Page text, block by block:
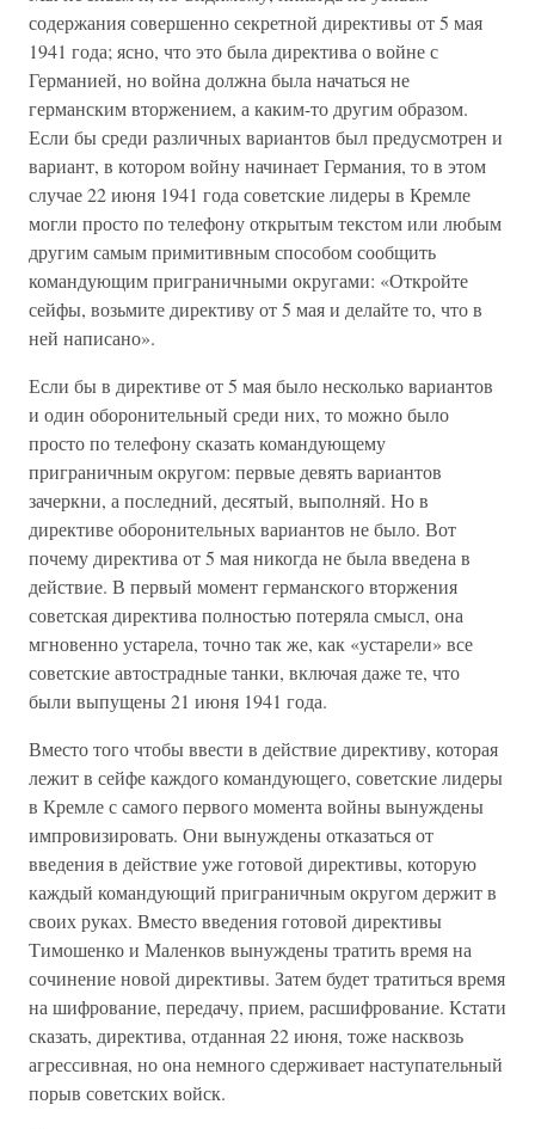
содержания совершенно секретной директивы от 5 мая
1941 года; ясно, что это была директива о войне с
Германией, но война должна была начаться не
германским вторжением, а каким-то другим образом.
Если бы среди различных вариантов был предусмотрен и
вариант, в котором войну начинает Германия, то в этом
случае 22 июня 1941 года советские лидеры в Кремле
могли просто по телефону открытым текстом или любым
другим самым примитивным способом сообщить
командующим приграничными округами: «Откройте
сейфы, возьмите директиву от 5 мая и делайте то, что в
ней написано».
Если бы в директиве от 5 мая было несколько вариантов
и один оборонительный среди них, то можно было
просто по телефону сказать командующему
приграничным округом: первые девять вариантов
зачеркни, а последний, десятый, выполняй. Но в
директиве оборонительных вариантов не было. Вот
почему директива от 5 мая никогда не была введена в
действие. В первый момент германского вторжения
советская директива полностью потеряла смысл, она
мгновенно устарела, точно так же, как «устарели» все
советские автострадные танки, включая даже те, что
были выпущены 21 июня 1941 года.
Вместо того чтобы ввести в действие директиву, которая
лежит в сейфе каждого командующего, советские лидеры
в Кремле с самого первого момента войны вынуждены
импровизировать. Они вынуждены отказаться от
введения в действие уже готовой директивы, которую
каждый командующий приграничным округом держит в
своих руках. Вместо введения готовой директивы
Тимошенко и Маленков вынуждены тратить время на
сочинение новой директивы. Затем будет тратиться время
на шифрование, передачу, прием, расшифрование. Кстати
сказать, директива, отданная 22 июня, тоже насквозь
агрессивная, но она немного сдерживает наступательный
порыв советских войск.